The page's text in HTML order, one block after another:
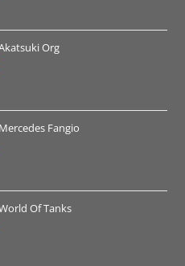
€
Org
€
Fangio
€Of Tanks